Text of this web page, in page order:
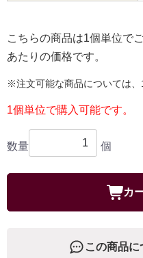
こちらの商品は1個単位で
あたりの価格です。
※注文可能な商品については、
1個単位で購入可能です。
数量 個
カ
この商品